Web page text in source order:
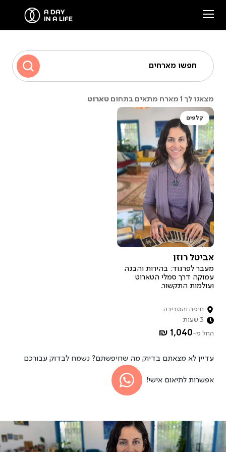
צרו קשר
סיפורים ממפגשים
Instagram
איך זה עובד?
חפשו מארחים
מצאנו לך 1 מארח מתאים בתחום טארוט
קלפים
אביטל רוזן
מעבר לפרגוד: בהירות והבנה
עמוקה דרך סמלי הטארוט
ועולמות התקשור.
חיפה והסביבה
3 שעות
החל מ-1,040 ₪
עדיין לא מצאתם בדיוק מה שחיפשתם? נשמח לבדוק עבורכם
אפשרות לתיאום אישי!